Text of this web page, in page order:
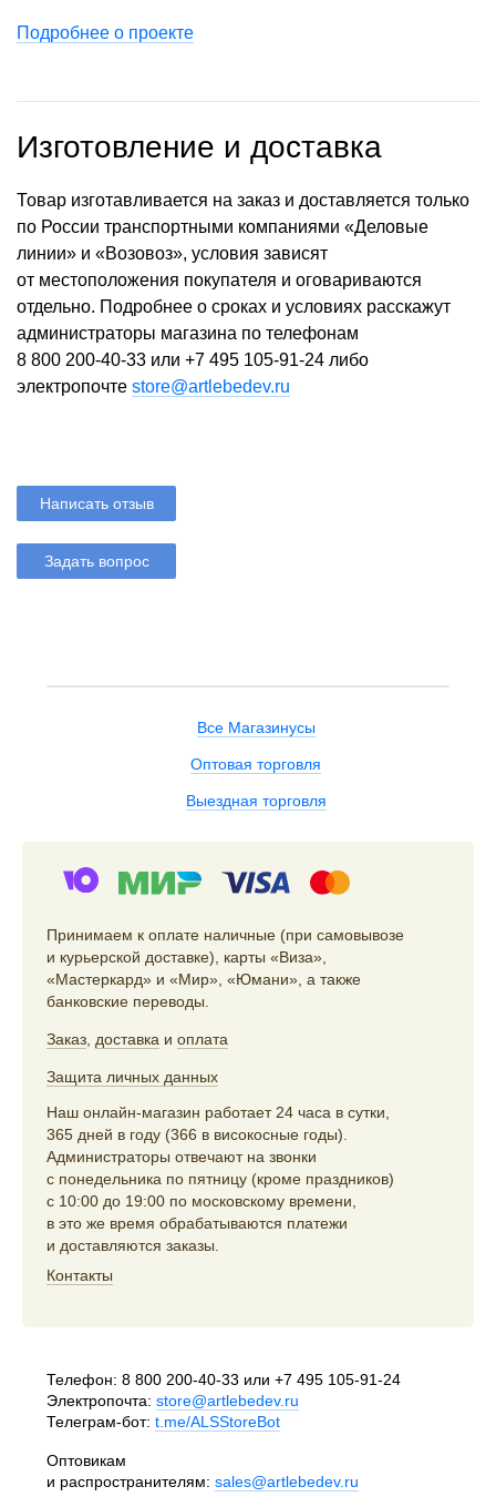
Подробнее о проекте
Изготовление и доставка
Товар изготавливается на заказ и доставляется только
по России транспортными компаниями «Деловые
линии» и «Возовоз», условия зависят
от местоположения покупателя и оговариваются
отдельно. Подробнее о сроках и условиях расскажут
администраторы магазина по телефонам
8 800 200-40-33 или +7 495 105-91-24 либо
электропочте store@artlebedev.ru
Написать отзыв
Задать вопрос
Все Магазинусы
Оптовая торговля
Выездная торговля
Принимаем к оплате наличные (при самовывозе
и курьерской доставке), карты «Виза»,
«Мастеркард» и «Мир», «Юмани», а также
банковские переводы.
Заказ доставка и оплата
Защита личных данных
Наш онлайн-магазин работает 24 часа в сутки,
365 дней в году (366 в високосные годы).
Администраторы отвечают на звонки
с понедельника по пятницу (кроме праздников)
с 10:00 до 19:00 по московскому времени,
в это же время обрабатываются платежи
и доставляются заказы.
Контакты
Телефон: 8 800 200-40-33 или +7 495 105-91-24
Электропочта: store@artlebedev.ru
Телеграм-бот: t.me/ALSStoreBot
Оптовикам
и распространителям: sales@artlebedev.ru